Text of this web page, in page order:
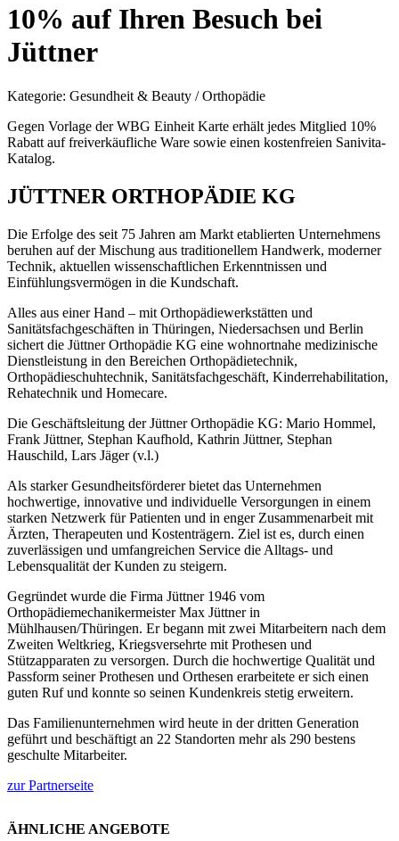
10% auf Ihren Besuch bei
Jüttner
Kategorie: Gesundheit & Beauty / Orthopädie
Gegen Vorlage der WBG Einheit Karte erhält jedes Mitglied 10%
Rabatt auf freiverkäufliche Ware sowie einen kostenfreien Sanivita-
Katalog.
JÜTTNER ORTHOPÄDIE KG
Die Erfolge des seit 75 Jahren am Markt etablierten Unternehmens
beruhen auf der Mischung aus traditionellem Handwerk, moderner
Technik, aktuellen wissenschaftlichen Erkenntnissen und
Einfühlungsvermögen in die Kundschaft.
Alles aus einer Hand – mit Orthopädiewerkstätten und
Sanitätsfachgeschäften in Thüringen, Niedersachsen und Berlin
sichert die Jüttner Orthopädie KG eine wohnortnahe medizinische
Dienstleistung in den Bereichen Orthopädietechnik,
Orthopädieschuhtechnik, Sanitätsfachgeschäft, Kinderrehabilitation,
Rehatechnik und Homecare.
Die Geschäftsleitung der Jüttner Orthopädie KG: Mario Hommel,
Frank Jüttner, Stephan Kaufhold, Kathrin Jüttner, Stephan
Hauschild, Lars Jäger (v.l.)
Als starker Gesundheitsförderer bietet das Unternehmen
hochwertige, innovative und individuelle Versorgungen in einem
starken Netzwerk für Patienten und in enger Zusammenarbeit mit
Ärzten, Therapeuten und Kostenträgern. Ziel ist es, durch einen
zuverlässigen und umfangreichen Service die Alltags- und
Lebensqualität der Kunden zu steigern.
Gegründet wurde die Firma Jüttner 1946 vom
Orthopädiemechanikermeister Max Jüttner in
Mühlhausen/Thüringen. Er begann mit zwei Mitarbeitern nach dem
Zweiten Weltkrieg, Kriegsversehrte mit Prothesen und
Stützapparaten zu versorgen. Durch die hochwertige Qualität und
Passform seiner Prothesen und Orthesen erarbeitete er sich einen
guten Ruf und konnte so seinen Kundenkreis stetig erweitern.
Das Familienunternehmen wird heute in der dritten Generation
geführt und beschäftigt an 22 Standorten mehr als 290 bestens
geschulte Mitarbeiter.
zur Partnerseite
ÄHNLICHE ANGEBOTE